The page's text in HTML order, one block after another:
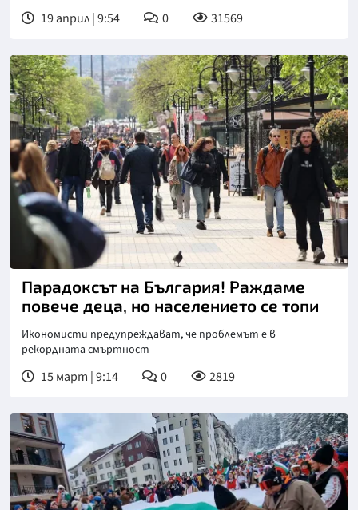
19 април | 9:54 0 31569
Снимка: БТА
Парадоксът на България! Раждаме
повече деца, но населението се топи
Икономисти предупреждават, че проблемът е в
рекордната смъртност
15 март | 9:14 0 2819